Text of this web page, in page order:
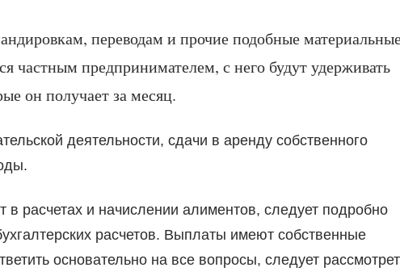
переводам и прочие подобные
частным предпринимателем, с него будут удерживать
он получает за месяц.
деятельности, сдачи в аренду собственного
расчетах и начислении алиментов, следует подробно
расчетов. Выплаты имеют собственные
основательно на все вопросы, следует